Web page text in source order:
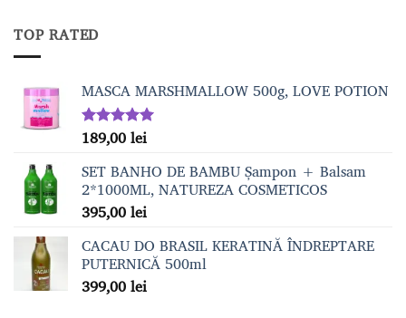
TOP RATED
MASCA MARSHMALLOW 500g, LOVE POTION
Evaluat la
5.00din 5
189,00lei
SET BANHO DE BAMBU Șampon + Balsam
2*1000ML, NATUREZA COSMETICOS
395,00lei
CACAU DO BRASIL KERATINĂ ÎNDREPTARE
PUTERNICĂ 500ml
399,00lei